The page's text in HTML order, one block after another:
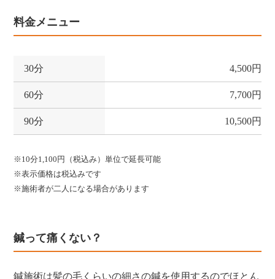
料金メニュー
30分 4,500円
60分 7,700円
90分 10,500円
※10分1,100円（税込み）単位で延長可能
※表示価格は税込みです
※施術者が二人になる場合があります
鍼って痛くない？
鍼施術は髪の毛くらいの細さの鍼を使用するのでほとん